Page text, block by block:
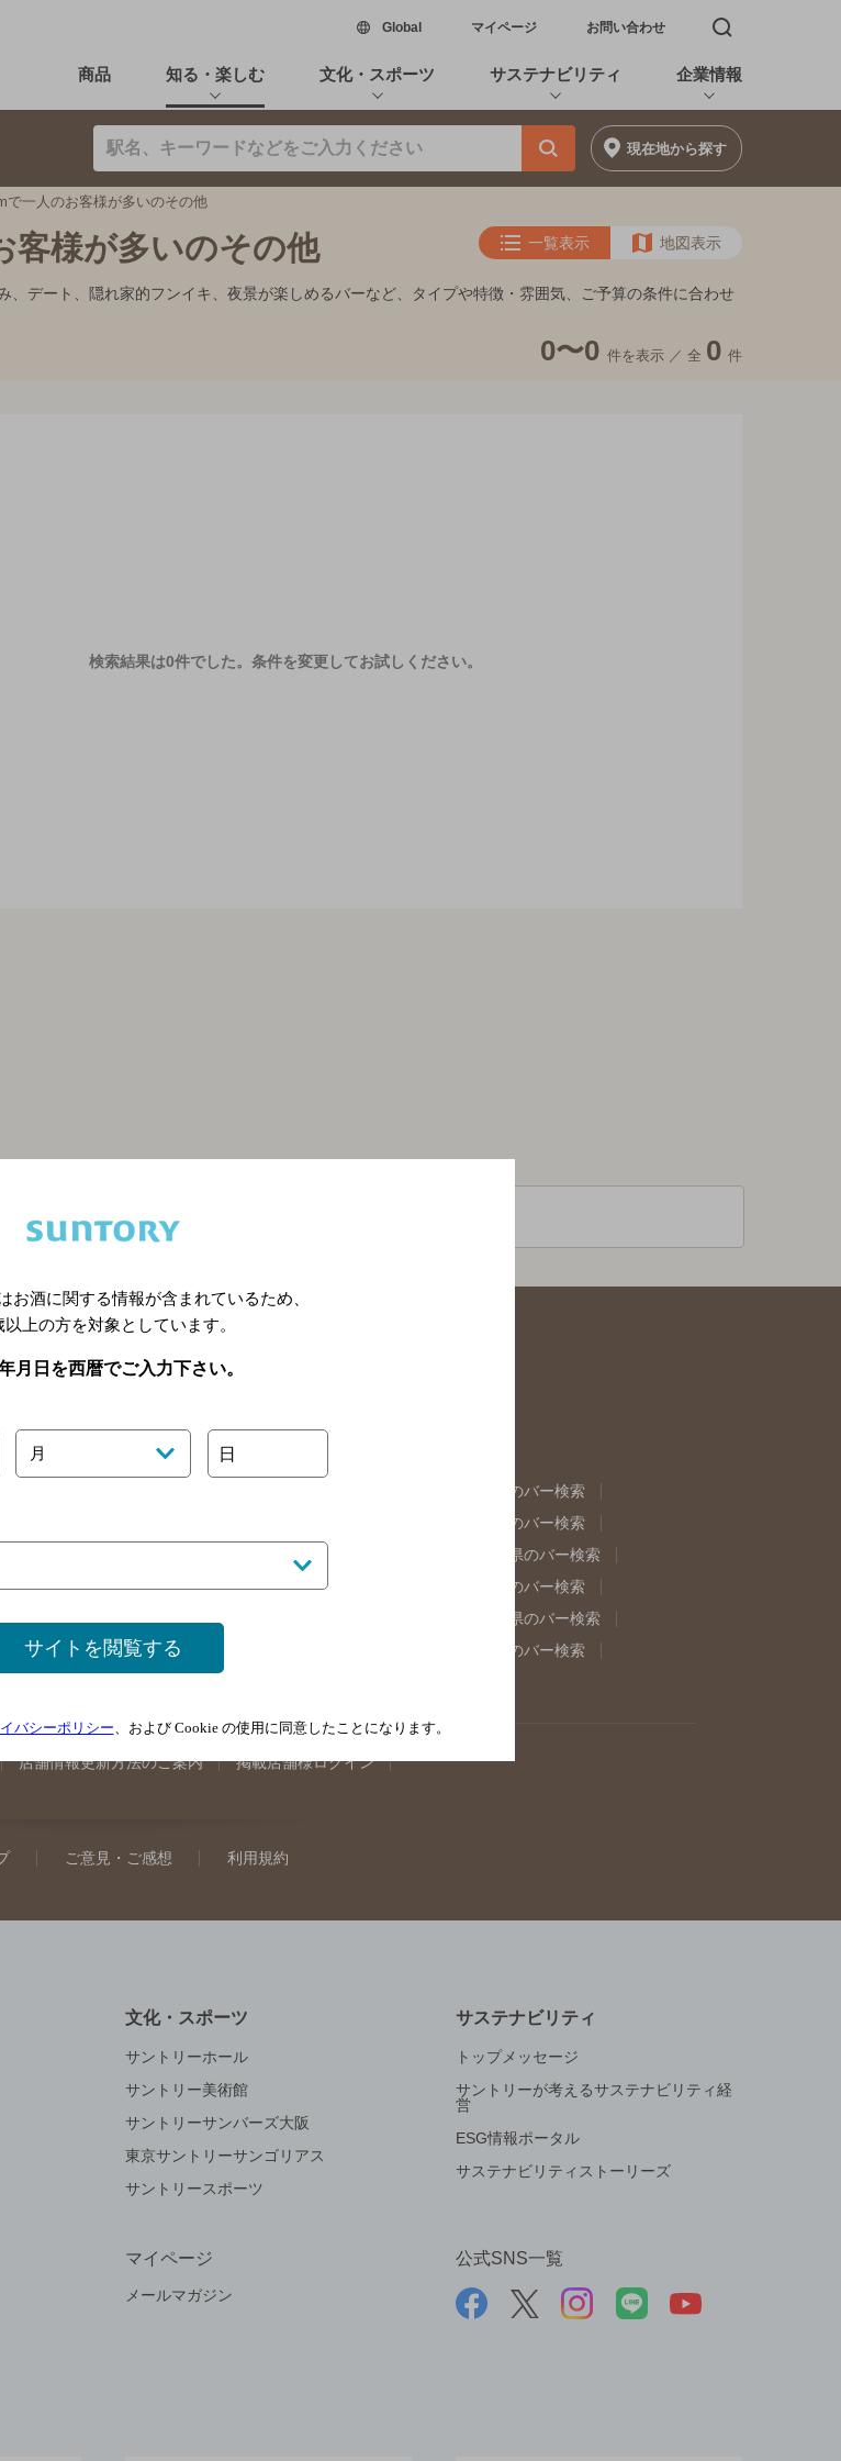
Global新しいウィンドウで開く
マイページ お問い合わせ 検索窓を開く
商品 知る・楽しむ 文化・スポーツ サステナビリティ 企業情報
現在地から探す
で一人のお客様が多いのその他
客様が多いのその他 一覧表示 地図表示
デート、隠れ家的フンイキ、夜景が楽しめるバーなど、タイプや特徴・雰囲気、ご予算の条件に合わせ
0〜0 件を表示 ／ 全 0 件
検索結果は0件でした。 条件を変更してお試しください。
関連ページ
福島県のバー検索
東京都のバー検索
岐阜県のバー検索
阪府のバー検索 京都府のバー検索 兵庫県のバー検索
奈良県のバー検索
岡山県のバー検索 山口県のバー検索
島根県のバー検索
高知県のバー検索 福岡県のバー検索
佐賀県のバー検索
店舗情報更新方法のご案内 掲載店舗様ログイン
ご意見・ご感想 利用規約
文化・スポーツ
サントリーホール
サントリー美術館
サントリーサンバーズ大阪
東京サントリーサンゴリアス
サントリースポーツ
サステナビリティ
トップメッセージ
サントリーが考えるサステナビリティ経
営
ESG情報ポータル
サステナビリティストーリーズ
マイページ
メールマガジン
公式SNS一覧
お酒に関する情報が含まれているため、
以上の方を対象としています。
月日を西暦でご入力下さい。
月 日
サイトを閲覧する
バシーポリシー、および Cookie の使用に同意したことになります。